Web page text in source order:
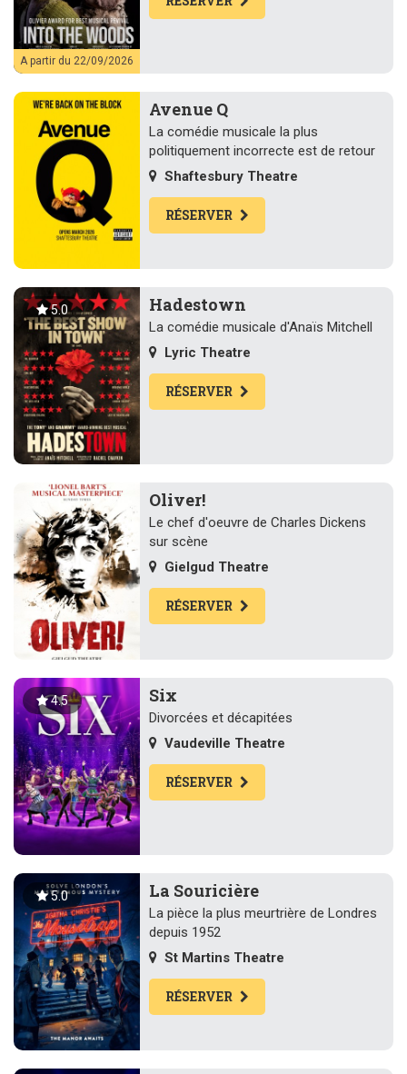
A partir du 22/09/2026
Avenue Q
La comédie musicale la plus
politiquement incorrecte est de retour
Shaftesbury Theatre
RÉSERVER
5.0 Hadestown
La comédie musicale d'Anaïs Mitchell
Lyric Theatre
RÉSERVER
Oliver!
Le chef d'oeuvre de Charles Dickens
sur scène
Gielgud Theatre
RÉSERVER
4.5 Six
Divorcées et décapitées
Vaudeville Theatre
RÉSERVER
5.0 La Souricière
La pièce la plus meurtrière de Londres
depuis 1952
St Martins Theatre
RÉSERVER